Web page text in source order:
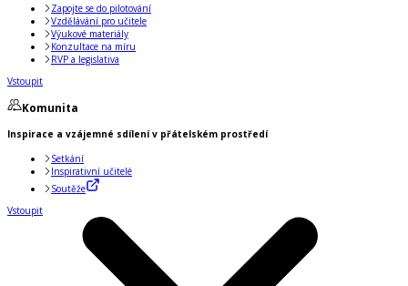
Zapojte se do pilotování
Vzdělávání pro učitele
Výukové materiály
Konzultace na míru
RVP a legislativa
Vstoupit
Komunita
Inspirace a vzájemné sdílení v přátelském prostředí
Setkání
Inspirativní učitelé
Soutěže
Vstoupit